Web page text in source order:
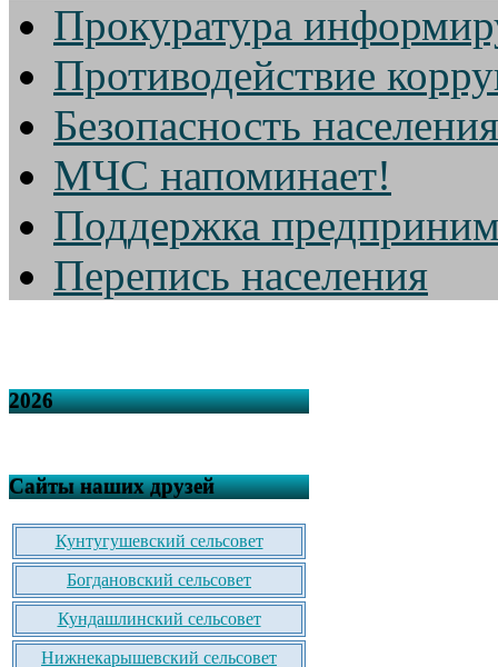
Прокуратура
Противодействие
Безопасность населения
МЧС напоминает!
Поддержка
Перепись населения
2026
Сайты наших друзей
Кунтугушевский сельсовет
Богдановский сельсовет
Кундашлинский сельсовет
Нижнекарышевский сельсовет